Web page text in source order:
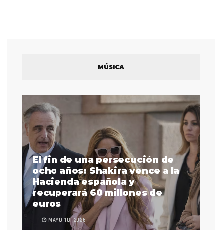
MÚSICA
El fin de una persecución de
ocho años: Shakira vence a la
Hacienda española y
recuperará 60 millones de
euros
MAYO 18, 2026